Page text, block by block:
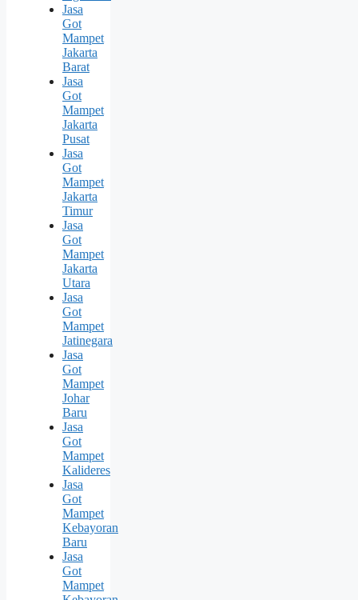
Jasa
Got
Mampet
Jakarta
Barat
Jasa
Got
Mampet
Jakarta
Pusat
Jasa
Got
Mampet
Jakarta
Timur
Jasa
Got
Mampet
Jakarta
Utara
Jasa
Got
Mampet
Jatinegara
Jasa
Got
Mampet
Johar
Baru
Jasa
Got
Mampet
Kalideres
Jasa
Got
Mampet
Kebayoran
Baru
Jasa
Got
Mampet